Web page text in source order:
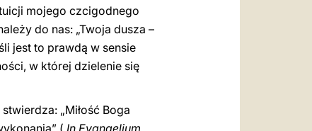
mojego czcigodnego
do nas: „Twoja dusza –
jest to prawdą w sensie
w której dzielenie się
„Miłość Boga
( In Evangelium